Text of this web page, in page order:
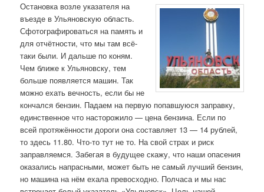
Остановка возле указателя на
въезде в Ульяновскую область.
Сфотографироваться на память и
для отчётности, что мы там всё-
таки были. И дальше по коням.
Чем ближе к Ульяновску, тем
больше появляется машин. Так
можно ехать вечность, если бы не
кончался бензин. Падаем на первую попавшуюся заправку,
единственное что насторожило — цена бензина. Если по
всей протяжённости дороги она составляет 13 — 14 рублей,
то здесь 11.80. Что-то тут не то. На свой страх и риск
заправляемся. Забегая в будущее скажу, что наши опасения
оказались напрасными, может быть не самый лучший бензин,
но машина на нём ехала превосходно. Полчаса и мы нас